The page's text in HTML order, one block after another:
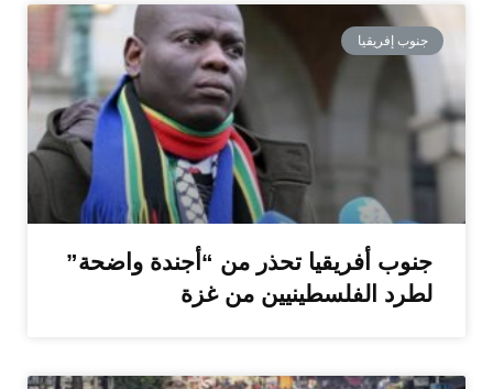
جنوب إفريقيا
جنوب أفريقيا تحذر من “أجندة واضحة”
لطرد الفلسطينيين من غزة